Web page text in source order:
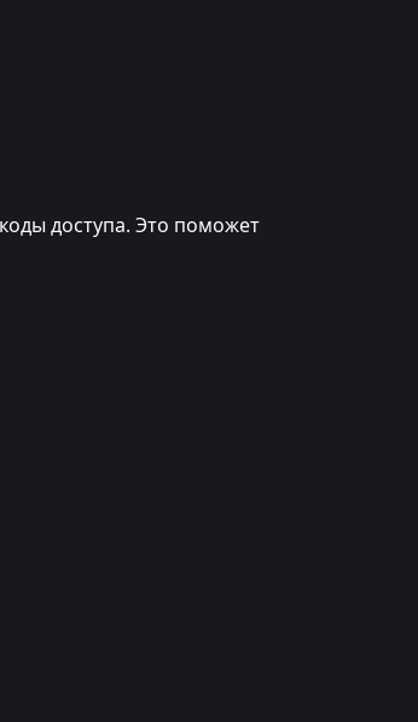
доступа. Это поможет